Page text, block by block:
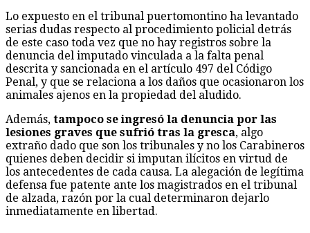
Lo expuesto en el tribunal puertomontino ha levantado
serias dudas respecto al procedimiento policial detrás
de este caso toda vez que no hay registros sobre la
denuncia del imputado vinculada a la falta penal
descrita y sancionada en el artículo 497 del Código
Penal, y que se relaciona a los daños que ocasionaron los
animales ajenos en la propiedad del aludido.
Además, tampoco se ingresó la denuncia por las
lesiones graves que sufrió tras la gresca, algo
extraño dado que son los tribunales y no los Carabineros
quienes deben decidir si imputan ilícitos en virtud de
los antecedentes de cada causa. La alegación de legítima
defensa fue patente ante los magistrados en el tribunal
de alzada, razón por la cual determinaron dejarlo
inmediatamente en libertad.